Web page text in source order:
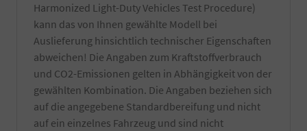
Harmonized Light-Duty Vehicles Test Procedure)
kann das von Ihnen gewählte Modell bei
Auslieferung hinsichtlich technischer Eigenschaften
abweichen! Die Angaben zum Kraftstoffverbrauch
und CO2-Emissionen gelten in Abhängigkeit von der
gewählten Kombination. Die Angaben beziehen sich
auf die angegebene Standardbereifung und nicht
auf ein einzelnes Fahrzeug und sind nicht